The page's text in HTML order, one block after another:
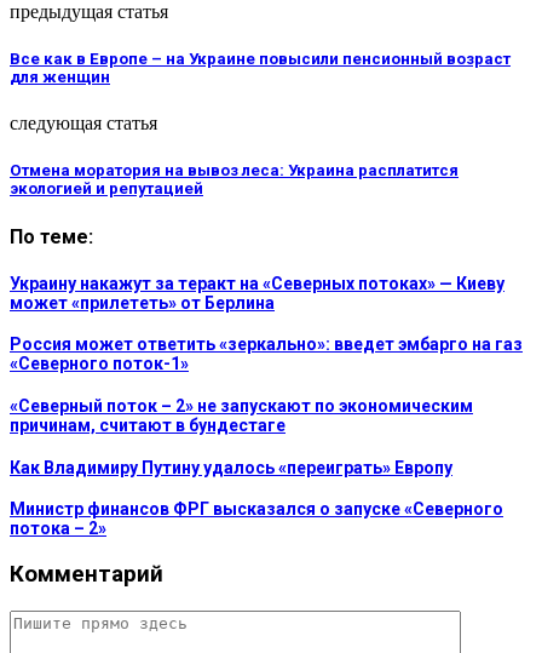
предыдущая статья
Все как в Европе – на Украине повысили пенсионный возраст
для женщин
следующая статья
Отмена моратория на вывоз леса: Украина расплатится
экологией и репутацией
По теме:
Украину накажут за теракт на «Северных потоках» — Киеву
может «прилететь» от Берлина
Россия может ответить «зеркально»: введет эмбарго на газ
«Северного поток-1»
«Северный поток – 2» не запускают по экономическим
причинам, считают в бундестаге
Как Владимиру Путину удалось «переиграть» Европу
Министр финансов ФРГ высказался о запуске «Северного
потока – 2»
Комментарий